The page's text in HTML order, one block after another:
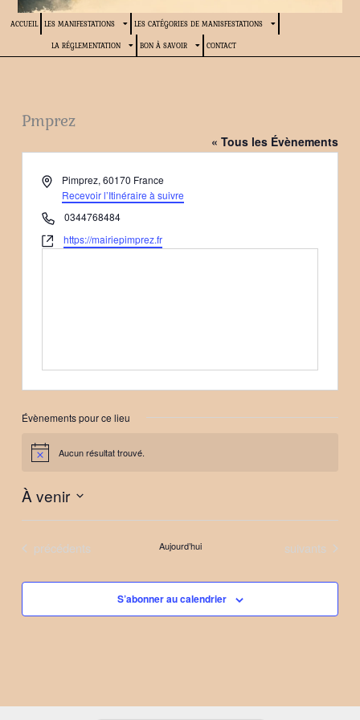
ACCUEIL LES MANIFESTATIONS LES CATÉGORIES DE MANISFESTATIONS
LA RÉGLEMENTATION BON À SAVOIR CONTACT
Pmprez
« Tous les Évènements
AdressePimprez, 60170 France
Recevoir l’Itinéraire à suivre
Téléphone0344768484
Site
web
https://mairiepimprez.fr
Évènements pour ce lieu
Notice Aucun résultat trouvé.
À venir
Sélectionnez
date.Évènements
précédents Aujourd’hui Évènements
suivants
S’abonner au calendrier